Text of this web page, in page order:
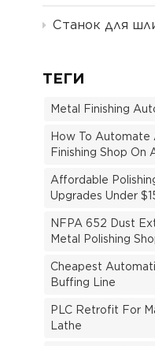
Станок для
ТЕГИ
Metal Finishing
How To Automate
Finishing Shop On
Affordable
Upgrades Under
NFPA 652 Dust
Metal Polishing
Cheapest
Buffing Line
PLC Retrofit For
Lathe